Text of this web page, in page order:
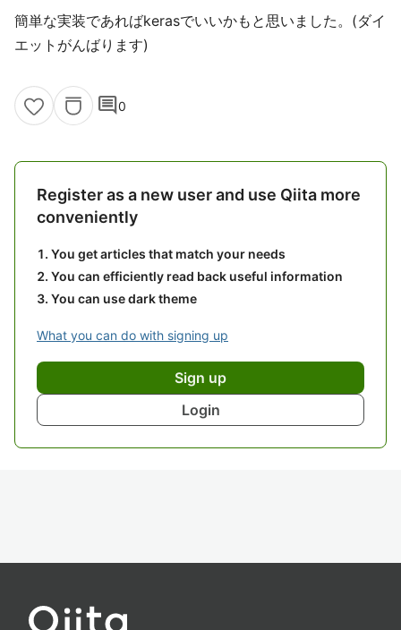
簡単な実装であればkerasでいいかもと思いました。(ダイ
エットがんばります)
comment0
Register as a new user and use Qiita more
conveniently
You get articles that match your needs
You can efficiently read back useful information
You can use dark theme
What you can do with signing up
Sign up
Login